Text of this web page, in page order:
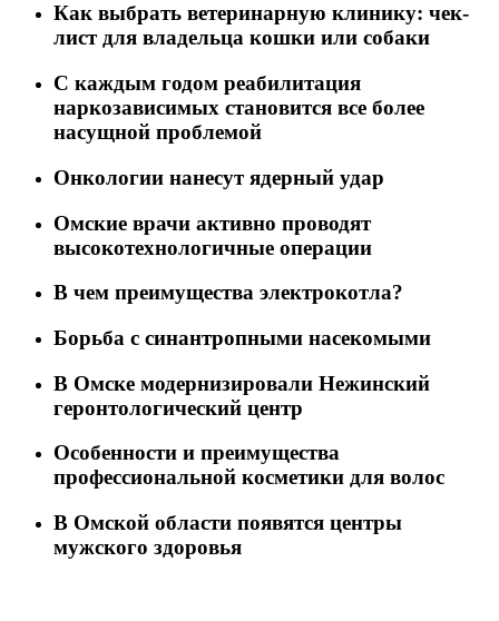
Как выбрать ветеринарную клинику: чек-
лист для владельца кошки или собаки
C каждым годом реабилитация
наркозависимых становится все более
насущной проблемой
Онкологии нанесут ядерный удар
Омские врачи активно проводят
высокотехнологичные операции
В чем преимущества электрокотла?
Борьба с синантропными насекомыми
В Омске модернизировали Нежинский
геронтологический центр
Особенности и преимущества
профессиональной косметики для волос
В Омской области появятся центры
мужского здоровья